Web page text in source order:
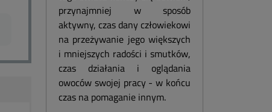
przynajmniej w sposób
aktywny, czas dany człowiekowi
na przeżywanie jego większych
i mniejszych radości i smutków,
czas działania i oglądania
owoców swojej pracy - w końcu
czas na pomaganie innym.